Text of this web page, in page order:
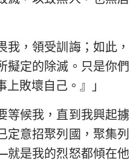
我，領受訓誨；如此，
擬定的除滅。只是你們
敗壞自己。』」
等候我，直到我興起擄
定意招聚列國，聚集列
是我的烈怒都傾在他